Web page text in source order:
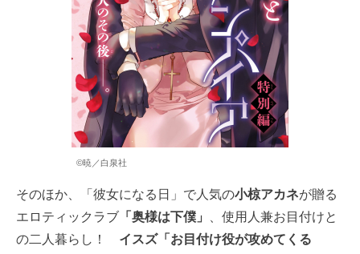
©暁／白泉社
そのほか、「彼女になる日」で人気の小椋アカネが贈る
エロティックラブ 「奥様は下僕」 、使用人兼お目付けと
の二人暮らし！ イスズ「お目付け役が攻めてくる